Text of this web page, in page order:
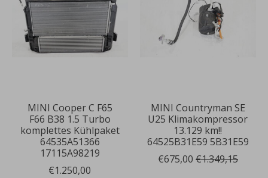
MINI Cooper C F65
F66 B38 1.5 Turbo
komplettes Kühlpaket
64535A51366
17115A98219
€1.250,00
MINI Countryman SE
U25 Klimakompressor
13.129 km!!
64525B31E59 5B31E59
€675,00 €1.349,15